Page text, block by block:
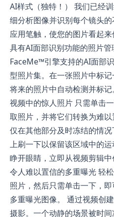
AI样式（独特！） 我们已经
细分析图像并识别每个镜头
应用笔触，使您的图片看起来
具有AI面部识别功能的照片
FaceMe™引擎支持的AI面部
型照片集。在一张照片中标
将来的照片中自动检测并标记。
视频中的惊人照片 只需单击
取照片，并将它们转换为难以
仅在其他部分及时冻结的情
上刷一下以保留该区域中的
睁开眼睛，立即从视频剪辑中
令人难以置信的多重曝光 轻
照片，然后只需单击一下，
多重曝光图像。 通过视频创
摄影。一个动静的场景被时间